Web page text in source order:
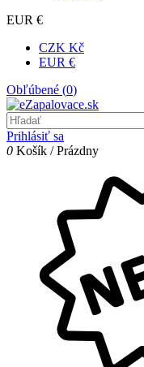
EUR €
CZK Kč
EUR €
Obľúbené (0)
Prihlásiť sa
0 Košík /Prázdny